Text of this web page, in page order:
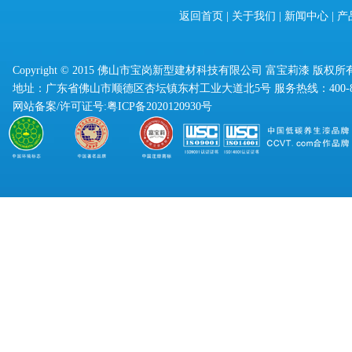
返回首页 关于我们 新闻中心| 产
Copyright © 2015 佛山市宝岗新型建材科技有限公司 富宝莉漆 版权所
地址：广东省佛山市顺德区杏坛镇东村工业大道北5号 服务热线：400-
网站备案/许可证号:粤ICP备2020120930号